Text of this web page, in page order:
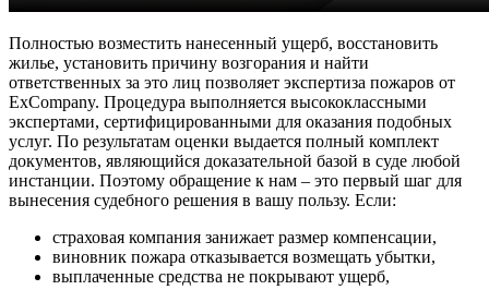
Полностью возместить нанесенный ущерб, восстановить
жилье, установить причину возгорания и найти
ответственных за это лиц позволяет экспертиза пожаров от
ExCompany. Процедура выполняется высококлассными
экспертами, сертифицированными для оказания подобных
услуг. По результатам оценки выдается полный комплект
документов, являющийся доказательной базой в суде любой
инстанции. Поэтому обращение к нам – это первый шаг для
вынесения судебного решения в вашу пользу. Если:
страховая компания занижает размер компенсации,
виновник пожара отказывается возмещать убытки,
выплаченные средства не покрывают ущерб,